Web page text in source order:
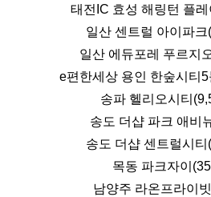
태전IC 효성 해링턴 플
일산 센트럴 아이파
일산 에듀포레 푸르지
e편한세상 용인 한숲시티
송파 헬리오시티
송도 더샵 파크 애비
송도 더샵 센트럴시
목동 파크자이
남양주 라온프라이